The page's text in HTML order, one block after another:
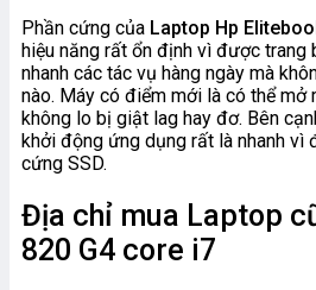
Phần cứng của Laptop Hp
hiệu năng rất ổn định vì được
nhanh các tác vụ hàng ngày mà
nào. Máy có điểm mới là có thể mở
không lo bị giật lag hay đơ. Bên
khởi động ứng dụng rất là nhanh vì
cứng SSD.
Địa chỉ mua Laptop
820 G4 core i7